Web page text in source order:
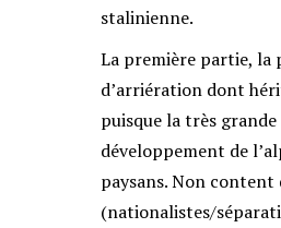
stalinienne.
La première partie, la
d’arriération dont
puisque la très
développement de
paysans. Non
(nationalistes/